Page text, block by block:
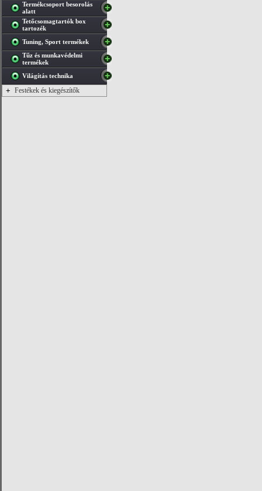
Termékcsoport besorolás
alatt
Tetőcsomagtartók box
tartozék
Tuning, Sport termékek
Tűz és munkavédelmi
termékek
Világítás technika
+ Festékek és kiegészítők